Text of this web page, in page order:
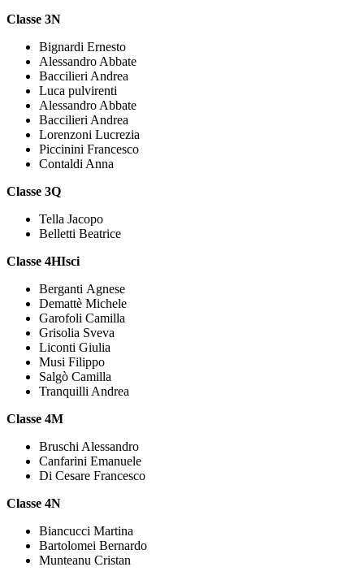
Classe 3N
Bignardi Ernesto
Alessandro Abbate
Baccilieri Andrea
Luca pulvirenti
Alessandro Abbate
Baccilieri Andrea
Lorenzoni Lucrezia
Piccinini Francesco
Contaldi Anna
Classe 3Q
Tella Jacopo
Belletti Beatrice
Classe 4HIsci
Berganti Agnese
Demattè Michele
Garofoli Camilla
Grisolia Sveva
Liconti Giulia
Musi Filippo
Salgò Camilla
Tranquilli Andrea
Classe 4M
Bruschi Alessandro
Canfarini Emanuele
Di Cesare Francesco
Classe 4N
Biancucci Martina
Bartolomei Bernardo
Munteanu Cristan